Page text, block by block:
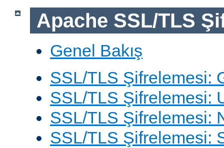
Apache SSL/TLS
Genel Bakış
SSL/TLS Şifrelemesi:
SSL/TLS Şifrelemesi:
SSL/TLS Şifrelemesi:
SSL/TLS Şifrelemesi: